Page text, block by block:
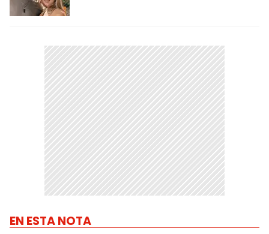
EN ESTA NOTA